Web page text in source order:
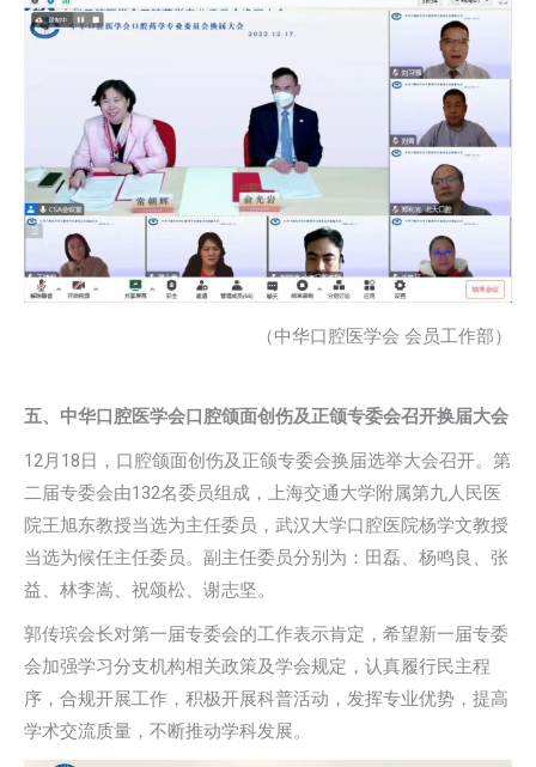
（中华口腔医学会 会员工作部）
五、中华口腔医学会口腔颌面创伤及正颌专委会召开换届大会
12月18日，口腔颌面创伤及正颌专委会换届选举大会召开。第
二届专委会由132名委员组成，上海交通大学附属第九人民医
院王旭东教授当选为主任委员，武汉大学口腔医院杨学文教授
当选为候任主任委员。副主任委员分别为：田磊、杨鸣良、张
益、林李嵩、祝颂松、谢志坚。
郭传瑸会长对第一届专委会的工作表示肯定，希望新一届专委
会加强学习分支机构相关政策及学会规定，认真履行民主程
序，合规开展工作，积极开展科普活动，发挥专业优势，提高
学术交流质量，不断推动学科发展。